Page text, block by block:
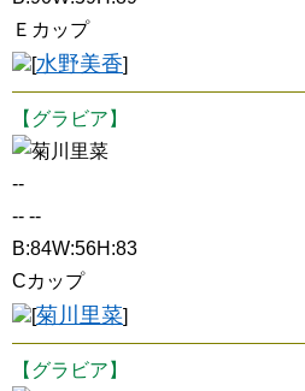
Ｅカップ
[水野美香]
【グラビア】
菊川里菜
--
-- --
B:84W:56H:83
Cカップ
[菊川里菜]
【グラビア】